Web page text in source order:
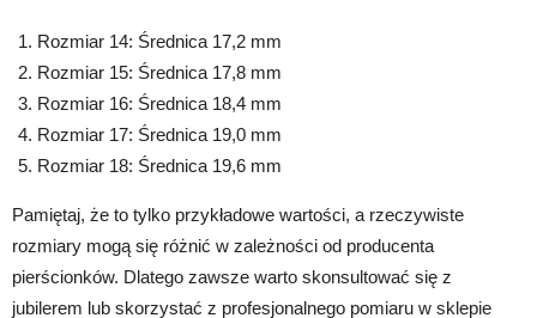
Rozmiar 14: Średnica 17,2 mm
Rozmiar 15: Średnica 17,8 mm
Rozmiar 16: Średnica 18,4 mm
Rozmiar 17: Średnica 19,0 mm
Rozmiar 18: Średnica 19,6 mm
Pamiętaj, że to tylko przykładowe wartości, a rzeczywiste
rozmiary mogą się różnić w zależności od producenta
pierścionków. Dlatego zawsze warto skonsultować się z
jubilerem lub skorzystać z profesjonalnego pomiaru w sklepie